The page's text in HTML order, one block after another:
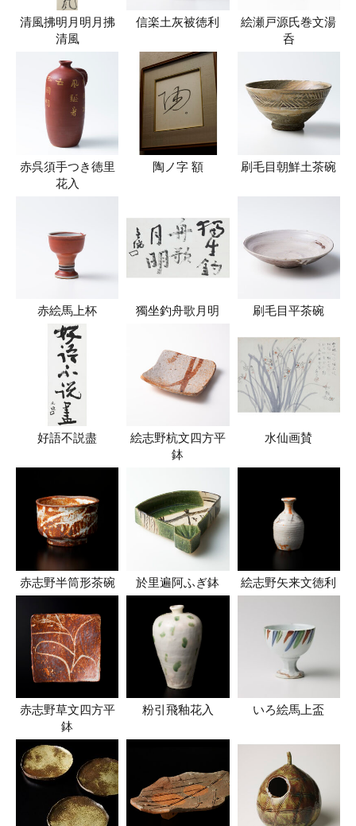
清風拂明月明月拂
清風
信楽土灰被徳利
絵瀬戸源氏巻文湯
呑
赤呉須手つき徳里
花入
陶ノ字 額 刷毛目朝鮮土茶碗
赤絵馬上杯 獨坐釣舟歌月明 刷毛目平茶碗
好語不説盡
絵志野杭文四方平
鉢
水仙画賛
赤志野半筒形茶碗 於里遍阿ふぎ鉢 絵志野矢来文徳利
赤志野草文四方平
鉢
粉引飛釉花入 いろ絵馬上盃